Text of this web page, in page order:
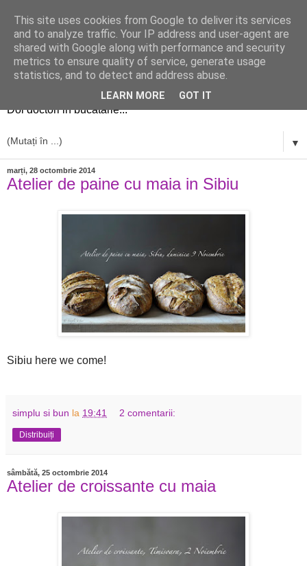
simplu si bun
Doi doctori in bucatarie...
▼
marți, 28 octombrie 2014
Atelier de paine cu maia in Sibiu
Sibiu here we come!
simplu si bun la 19:41 2 comentarii:
Distribuiți
sâmbătă, 25 octombrie 2014
Atelier de croissante cu maia
This site uses cookies from Google to deliver its services
and to analyze traffic. Your IP address and user-agent are
shared with Google along with performance and security
metrics to ensure quality of service, generate usage
statistics, and to detect and address abuse.
LEARN MORE GOT IT